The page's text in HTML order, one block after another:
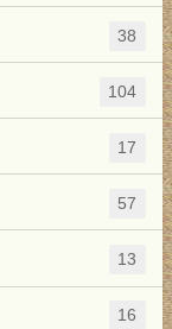
38
104
17
57
13
16